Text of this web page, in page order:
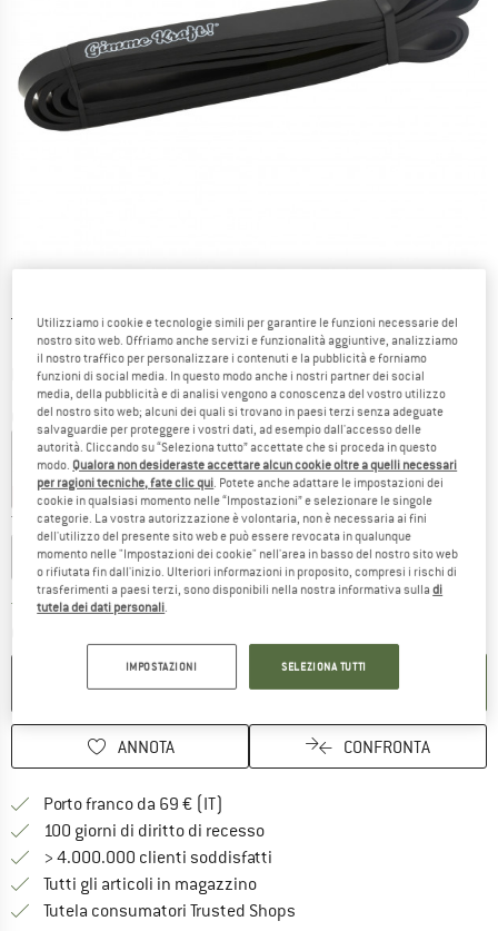
Prezzo originale :
13,95€
Prezzo:
10,46€ incl. IVA
più Spese di spedizioneInformazioni sui costi di spedizione. Si apre in
Colore:Black
10% 25%
Taglia:21 x 4,5 x 2080 mm
13 x 4,5 x 2080 mm 21 x 4,5 x 2080 mm
Tempi di consegna: 4-5 giorni lavorativi
NEL CARRELLO
ANNOTA CONFRONTA
Porto franco da 69 € (IT)
100 giorni di diritto di recessoVai alla politica di recesso qui
> 4.000.000 clienti soddisfatti
Tutti gli articoli in magazzino
Tutela consumatori Trusted Shops
Utilizziamo i cookie e tecnologie simili per garantire le funzioni necessarie del
nostro sito web. Offriamo anche servizi e funzionalità aggiuntive, analizziamo
il nostro traffico per personalizzare i contenuti e la pubblicità e forniamo
funzioni di social media. In questo modo anche i nostri partner dei social
media, della pubblicità e di analisi vengono a conoscenza del vostro utilizzo
del nostro sito web; alcuni dei quali si trovano in paesi terzi senza adeguate
salvaguardie per proteggere i vostri dati, ad esempio dall'accesso delle
autorità. Cliccando su “Seleziona tutto” accettate che si proceda in questo
modo. Qualora non desideraste accettare alcun cookie oltre a quelli necessari
per ragioni tecniche, fate clic qui . Potete anche adattare le impostazioni dei
cookie in qualsiasi momento nelle “Impostazioni” e selezionare le singole
categorie. La vostra autorizzazione è volontaria, non è necessaria ai fini
dell'utilizzo del presente sito web e può essere revocata in qualunque
momento nelle "Impostazioni dei cookie" nell'area in basso del nostro sito web
o rifiutata fin dall'inizio. Ulteriori informazioni in proposito, compresi i rischi di
trasferimenti a paesi terzi, sono disponibili nella nostra informativa sulladi
tutela dei dati personali
IMPOSTAZIONI SELEZIONA TUTTI